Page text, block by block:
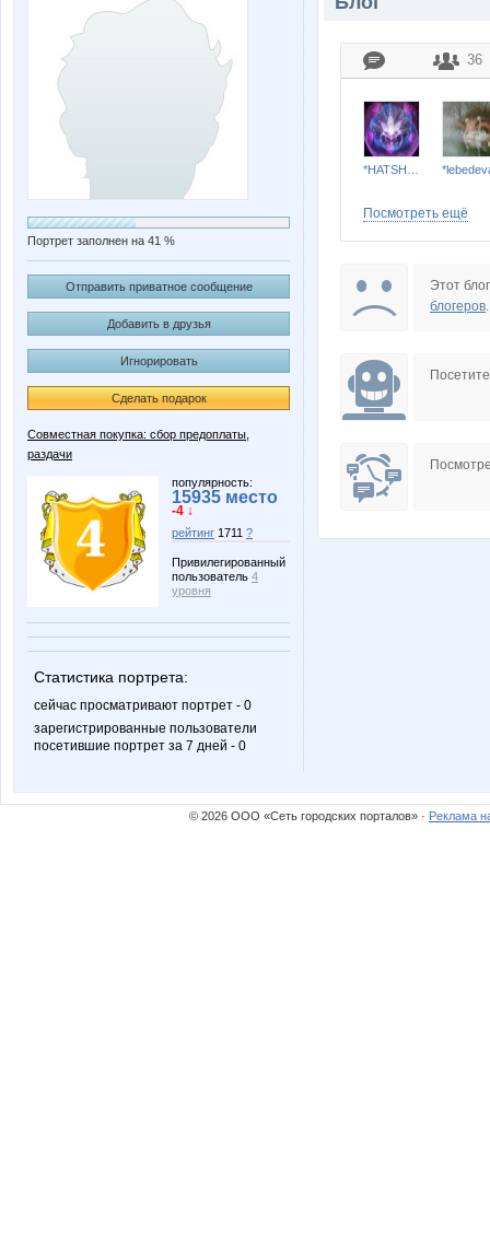
Портрет заполнен на 41 %
Отправить приватное сообщение
Добавить в друзья
Игнорировать
Сделать подарок
Совместная покупка: сбор предоплаты,
раздачи
популярность:
15935 место
-4 ↓
рейтинг 1711 ?
Привилегированный
пользователь 4
уровня
Статистика портрета:
сейчас просматривают портрет - 0
зарегистрированные пользователи
посетившие портрет за 7 дней - 0
36
Irisko
Ocelot OleOka
Посмотреть ещё
Этот
блогеров.
© 2026 ООО «Сеть городских порталов» · Реклама